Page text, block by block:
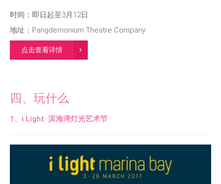
时间：即日起至3月12日
地址：Pangdemonium Theatre Company
点击查看详情
四、玩什么
1、 i Light 滨海湾灯光艺术节